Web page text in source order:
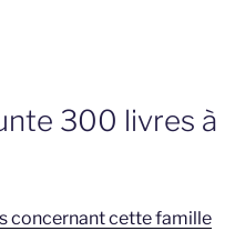
300 livres à
concernant cette famille